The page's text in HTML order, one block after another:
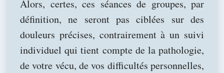
Alors, certes, ces séances de groupes, par
définition, ne seront pas ciblées sur des
douleurs précises, contrairement à un suivi
individuel qui tient compte de la pathologie,
de votre vécu, de vos difficultés personnelles,